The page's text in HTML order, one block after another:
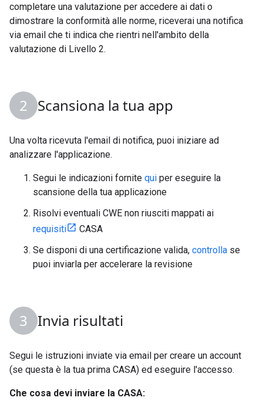
completare una valutazione per accedere ai dati o
dimostrare la conformità alle norme, riceverai una notifica
via email che ti indica che rientri nell'ambito della
valutazione di Livello 2.
Scansiona la tua app
Una volta ricevuta l'email di notifica, puoi iniziare ad
analizzare l'applicazione.
Segui le indicazioni fornite qui per eseguire la
scansione della tua applicazione
Risolvi eventuali CWE non riusciti mappati ai
requisiti
CASA
Se disponi di una certificazione valida, controlla se
puoi inviarla per accelerare la revisione
Invia risultati
Segui le istruzioni inviate via email per creare un account
(se questa è la tua prima CASA) ed eseguire l'accesso.
Che cosa devi inviare la CASA: